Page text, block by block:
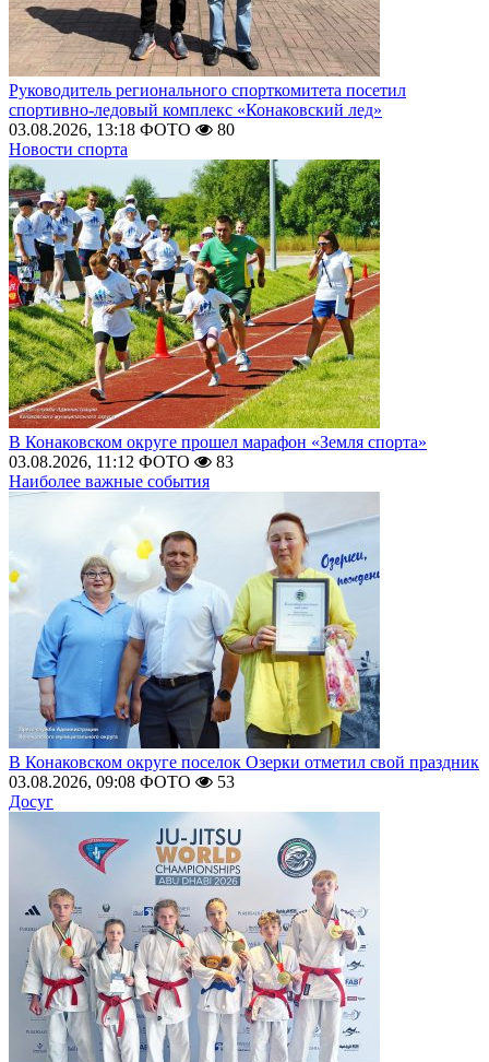
Руководитель регионального спорткомитета посетил
спортивно-ледовый комплекс «Конаковский лед»
03.08.2026, 13:18 ФОТО
80
Новости спорта
В Конаковском округе прошел марафон «Земля спорта»
03.08.2026, 11:12 ФОТО
83
Наиболее важные события
В Конаковском округе поселок Озерки отметил свой праздник
03.08.2026, 09:08 ФОТО
53
Досуг